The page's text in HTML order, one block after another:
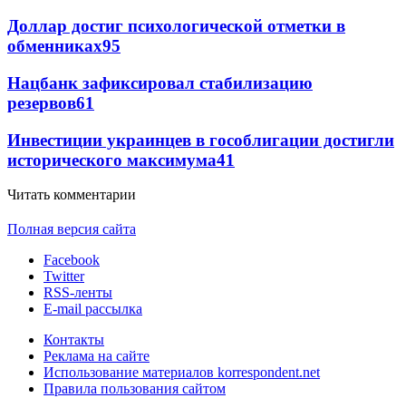
Доллар достиг психологической отметки в
обменниках95
Нацбанк зафиксировал стабилизацию
резервов61
Инвестиции украинцев в гособлигации достигли
исторического максимума41
Читать комментарии
Полная версия сайта
Facebook
Twitter
RSS-ленты
E-mail рассылка
Контакты
Реклама на сайте
Использование материалов korrespondent.net
Правила пользования сайтом